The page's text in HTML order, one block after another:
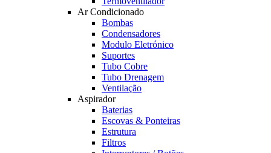
Ar Condicionado
Bombas
Condensadores
Modulo Eletrónico
Suportes
Tubo Cobre
Tubo Drenagem
Ventilação
Aspirador
Baterias
Escovas & Ponteiras
Estrutura
Filtros